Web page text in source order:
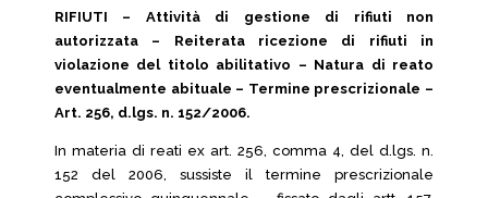
RIFIUTI – Attività di gestione di rifiuti non
autorizzata – Reiterata ricezione di rifiuti in
violazione del titolo abilitativo – Natura di reato
eventualmente abituale – Termine prescrizionale –
Art. 256, d.lgs. n. 152/2006.
In materia di reati ex art. 256, comma 4, del d.lgs. n.
152 del 2006, sussiste il termine prescrizionale